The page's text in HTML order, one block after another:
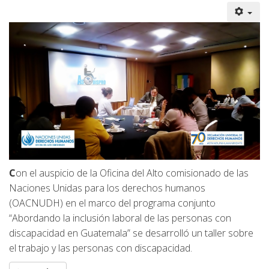
Con el auspicio de la Oficina del Alto comisionado de las
Naciones Unidas para los derechos humanos
(OACNUDH) en el marco del programa conjunto
“Abordando la inclusión laboral de las personas con
discapacidad en Guatemala” se desarrolló un taller sobre
el trabajo y las personas con discapacidad.